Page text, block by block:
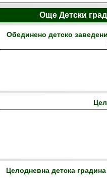
Още Детски
Обединено детско
Целодневна детска